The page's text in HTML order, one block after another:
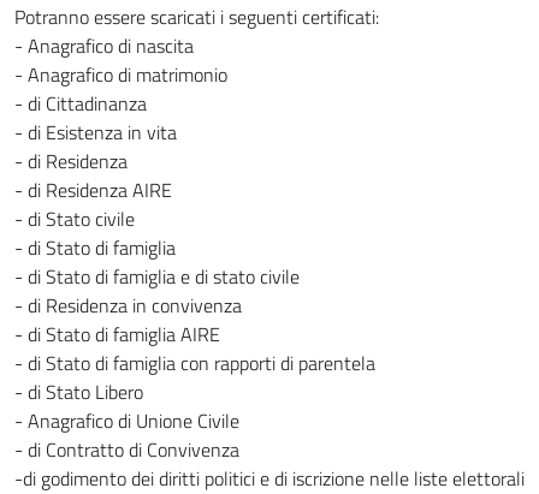
Potranno essere scaricati i seguenti certificati:
- Anagrafico di nascita
- Anagrafico di matrimonio
- di Cittadinanza
- di Esistenza in vita
- di Residenza
- di Residenza AIRE
- di Stato civile
- di Stato di famiglia
- di Stato di famiglia e di stato civile
- di Residenza in convivenza
- di Stato di famiglia AIRE
- di Stato di famiglia con rapporti di parentela
- di Stato Libero
- Anagrafico di Unione Civile
- di Contratto di Convivenza
-di godimento dei diritti politici e di iscrizione nelle liste elettorali